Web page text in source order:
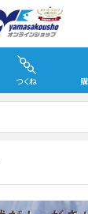
つくね